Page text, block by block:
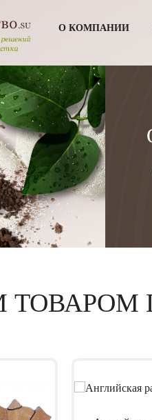
О КОМПАНИИ
ТОВАРОМ